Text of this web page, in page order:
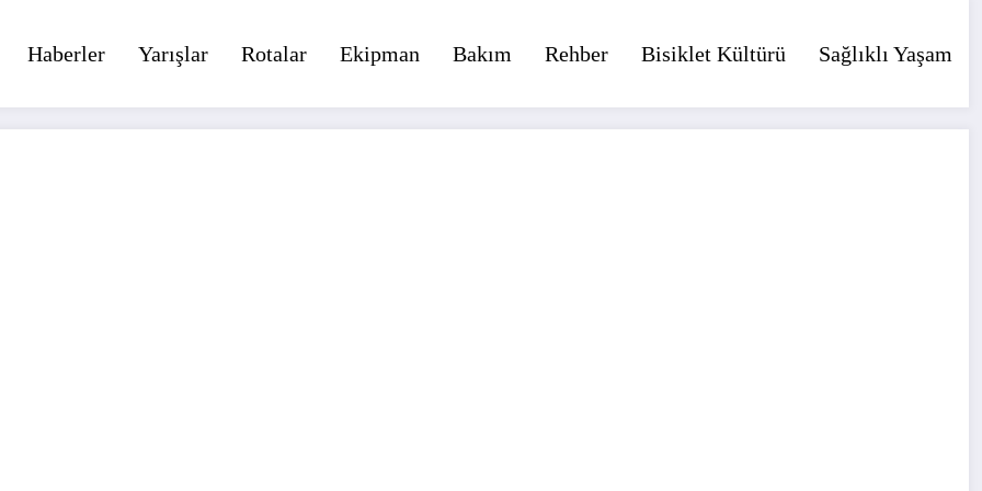
Haberler Yarışlar Rotalar Ekipman Bakım Rehber Bisiklet Kültürü Sağlıklı Yaşam